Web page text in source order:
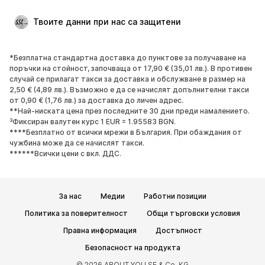
Специални Поводи
ОБУВКИ
НОВО
Популярно
Маратонки
Боти
Обувки с висок ток
Ботуши
Сандали
Ниски обувки
Спортни обувки
СПОРТ
Спортно облекло
Видове спорт
Спортни чанти
Твоите данни при нас са защитени
*Безплатна стандартна доставка до пунктове за получаване на
поръчки на стойност, започваща от 17,90 € (35,01 лв.). В противен
случай се прилагат такси за доставка и обслужване в размер на
2,50 € (4,89 лв.). Възможно е да се начислят допълнителни такси
от 0,90 € (1,76 лв.) за доставка до личен адрес.
**Най-ниската цена през последните 30 дни преди намалението.
³Фиксиран валутен курс 1 EUR = 1.95583 BGN.
****Безплатно от всички мрежи в България. При обаждания от
чужбина може да се начислят такси.
******Всички цени с вкл. ДДС.
За нас Медии
Работни позиции
Политика за поверителност
Общи търговски условия
Правна информация
Достъпност
Безопасност на продукта